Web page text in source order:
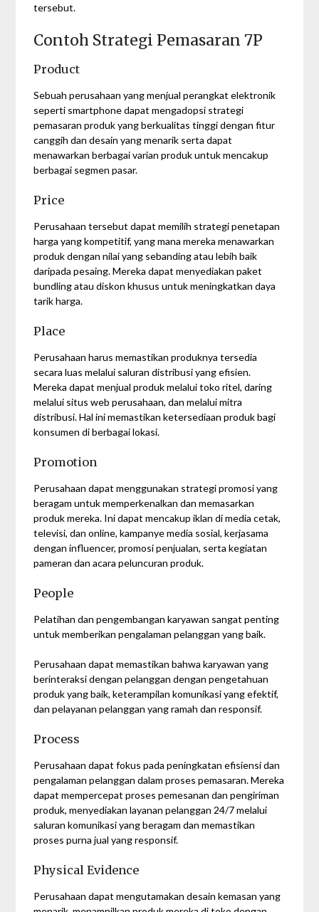
tersebut.
Contoh Strategi Pemasaran 7P
Product
Sebuah perusahaan yang menjual perangkat elektronik
seperti smartphone dapat mengadopsi strategi
pemasaran produk yang berkualitas tinggi dengan fitur
canggih dan desain yang menarik serta dapat
menawarkan berbagai varian produk untuk mencakup
berbagai segmen pasar.
Price
Perusahaan tersebut dapat memilih strategi penetapan
harga yang kompetitif, yang mana mereka menawarkan
produk dengan nilai yang sebanding atau lebih baik
daripada pesaing. Mereka dapat menyediakan paket
bundling atau diskon khusus untuk meningkatkan daya
tarik harga.
Place
Perusahaan harus memastikan produknya tersedia
secara luas melalui saluran distribusi yang efisien.
Mereka dapat menjual produk melalui toko ritel, daring
melalui situs web perusahaan, dan melalui mitra
distribusi. Hal ini memastikan ketersediaan produk bagi
konsumen di berbagai lokasi.
Promotion
Perusahaan dapat menggunakan strategi promosi yang
beragam untuk memperkenalkan dan memasarkan
produk mereka. Ini dapat mencakup iklan di media cetak,
televisi, dan online, kampanye media sosial, kerjasama
dengan influencer, promosi penjualan, serta kegiatan
pameran dan acara peluncuran produk.
People
Pelatihan dan pengembangan karyawan sangat penting
untuk memberikan pengalaman pelanggan yang baik.
Perusahaan dapat memastikan bahwa karyawan yang
berinteraksi dengan pelanggan dengan pengetahuan
produk yang baik, keterampilan komunikasi yang efektif,
dan pelayanan pelanggan yang ramah dan responsif.
Process
Perusahaan dapat fokus pada peningkatan efisiensi dan
pengalaman pelanggan dalam proses pemasaran. Mereka
dapat mempercepat proses pemesanan dan pengiriman
produk, menyediakan layanan pelanggan 24/7 melalui
saluran komunikasi yang beragam dan memastikan
proses purna jual yang responsif.
Physical Evidence
Perusahaan dapat mengutamakan desain kemasan yang